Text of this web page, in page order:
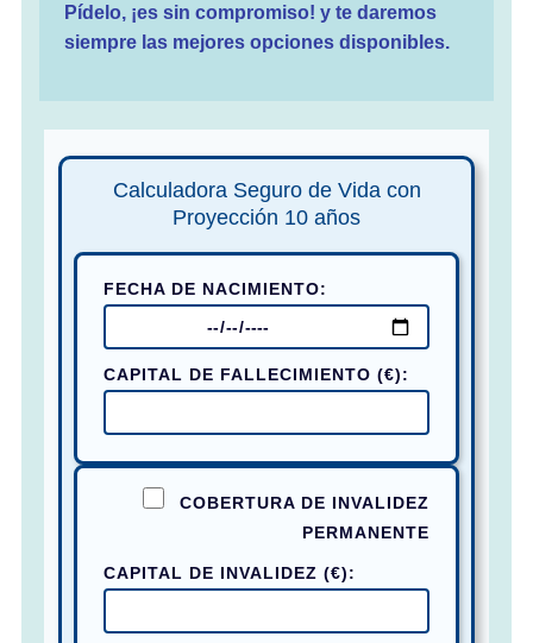
Pídelo, ¡es sin compromiso! y te daremos
siempre las mejores opciones disponibles.
Calculadora Seguro de Vida con
Proyección 10 años
FECHA DE NACIMIENTO:
CAPITAL DE FALLECIMIENTO (€):
COBERTURA DE INVALIDEZ
PERMANENTE
CAPITAL DE INVALIDEZ (€):